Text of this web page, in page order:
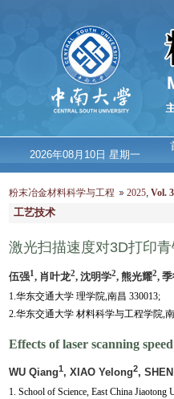
2026年08月10日 星期一
粉末冶金材料科学与工程 2025, Vol.
工艺技术
激光扫描速度对3D打印
伍强1, 肖叶龙2, 沈明学2, 熊光耀2,
1.华东交通大学 理学院,南昌 330013;
2.华东交通大学 材料科学与工程学院,
Effects of laser scanning
WU Qiang1, XIAO Yelong2,
1. School of Science, East China Jiaotong